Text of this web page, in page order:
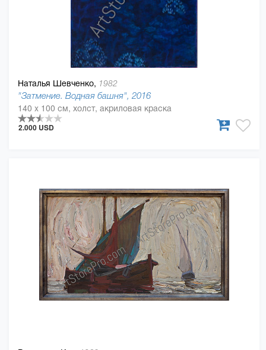
Наталья Шевченко, 1982
"Затмение. Водная башня", 2016
140 x 100 см, холст, акриловая краска
2.000 USD